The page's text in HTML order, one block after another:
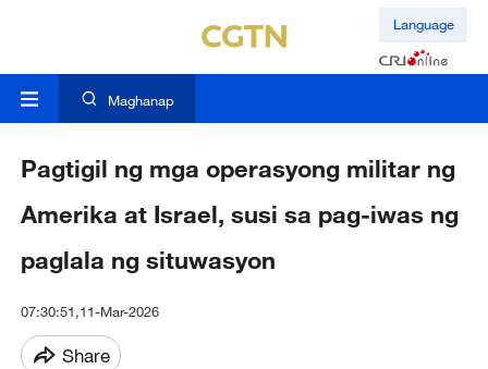
Language
Maghanap
Pagtigil ng mga operasyong militar ng
Amerika at Israel, susi sa pag-iwas ng
paglala ng situwasyon
07:30:51,11-Mar-2026
Share